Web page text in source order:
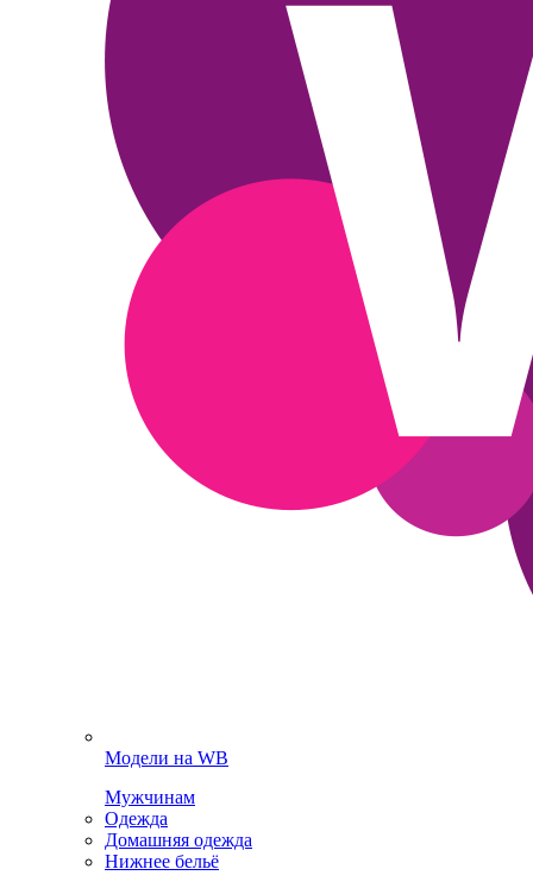
Модели на WB
Мужчинам
Одежда
Домашняя одежда
Нижнее бельё